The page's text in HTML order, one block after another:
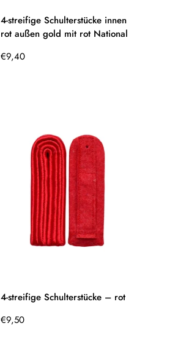
4-streifige Schulterstücke innen
rot außen gold mit rot National
Regulärer
€9,40
4-streifige Schulterstücke – rot
Regulärer
€9,50